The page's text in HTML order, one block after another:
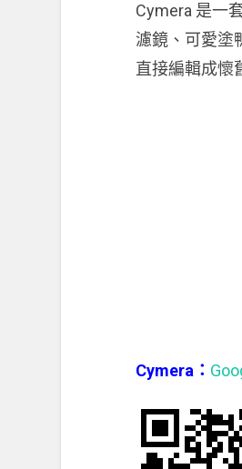
Cymera 是一
濾鏡、可愛塗
直接編輯成懷
Cymera：